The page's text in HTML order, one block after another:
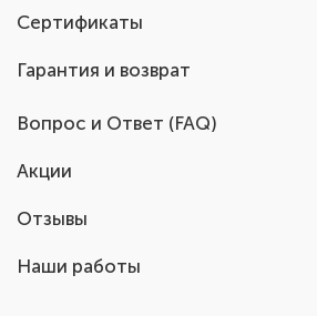
Сертификаты
Гарантия и возврат
Вопрос и Ответ (FAQ)
Акции
Отзывы
Наши работы